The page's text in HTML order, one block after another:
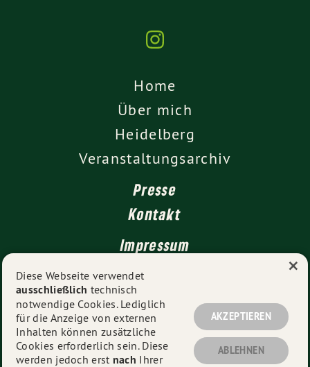
Home
Über mich
Heidelberg
Veranstaltungsarchiv
Presse
Kontakt
Impressum
Datenschutz
© 2026Dr. Marilena Geugjes - Alle Rechte vorbehalten.
Diese Webseite verwendet
ausschließlich technisch
notwendige Cookies. Lediglich
für die Anzeige von externen
Inhalten können zusätzliche
Cookies erforderlich sein. Diese
werden jedoch erst nach Ihrer
AKZEPTIEREN
ABLEHNEN
×